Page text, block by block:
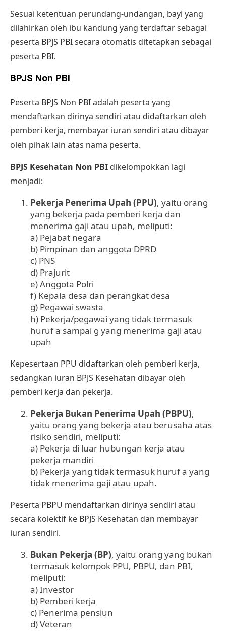
Sesuai ketentuan perundang-undangan, bayi yang
dilahirkan oleh ibu kandung yang terdaftar sebagai
peserta BPJS PBI secara otomatis ditetapkan sebagai
peserta PBI.
BPJS Non PBI
Peserta BPJS Non PBI adalah peserta yang
mendaftarkan dirinya sendiri atau didaftarkan oleh
pemberi kerja, membayar iuran sendiri atau dibayar
oleh pihak lain atas nama peserta.
BPJS Kesehatan Non PBI dikelompokkan lagi
menjadi:
Pekerja Penerima Upah (PPU), yaitu orang
yang bekerja pada pemberi kerja dan
menerima gaji atau upah, meliputi:
a) Pejabat negara
b) Pimpinan dan anggota DPRD
c) PNS
d) Prajurit
e) Anggota Polri
f) Kepala desa dan perangkat desa
g) Pegawai swasta
h) Pekerja/pegawai yang tidak termasuk
huruf a sampai g yang menerima gaji atau
upah
Kepesertaan PPU didaftarkan oleh pemberi kerja,
sedangkan iuran BPJS Kesehatan dibayar oleh
pemberi kerja dan pekerja.
Pekerja Bukan Penerima Upah (PBPU),
yaitu orang yang bekerja atau berusaha atas
risiko sendiri, meliputi:
a) Pekerja di luar hubungan kerja atau
pekerja mandiri
b) Pekerja yang tidak termasuk huruf a yang
tidak menerima gaji atau upah.
Peserta PBPU mendaftarkan dirinya sendiri atau
secara kolektif ke BPJS Kesehatan dan membayar
iuran sendiri.
Bukan Pekerja (BP), yaitu orang yang bukan
termasuk kelompok PPU, PBPU, dan PBI,
meliputi:
a) Investor
b) Pemberi kerja
c) Penerima pensiun
d) Veteran